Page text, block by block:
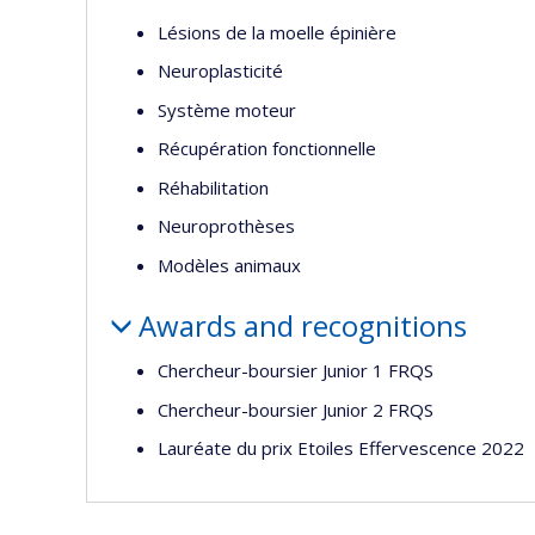
Lésions de la moelle épinière
Neuroplasticité
Système moteur
Récupération fonctionnelle
Réhabilitation
Neuroprothèses
Modèles animaux
Awards and recognitions
Chercheur-boursier Junior 1 FRQS
Chercheur-boursier Junior 2 FRQS
Lauréate du prix Etoiles Effervescence 2022